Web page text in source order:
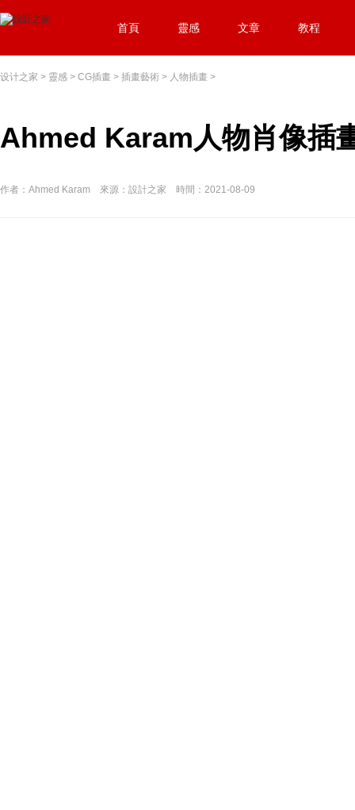
首頁 靈感 文章 教程
设计之家 > 靈感 > CG插畫 > 插畫藝術 > 人物插畫 >
Ahmed Karam人物肖像插
作者：Ahmed Karam 來源：設計之家 時間：2021-08-09